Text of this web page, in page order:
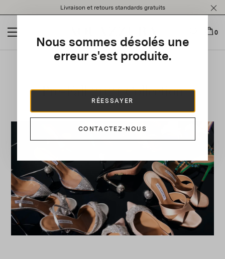
note:
website
an
Livraison et retours standards gratuits
0
Nous sommes désolés une
erreur s'est produite.
RÉESSAYER
CONTACTEZ-NOUS
Pre-Fall 2021 Collection